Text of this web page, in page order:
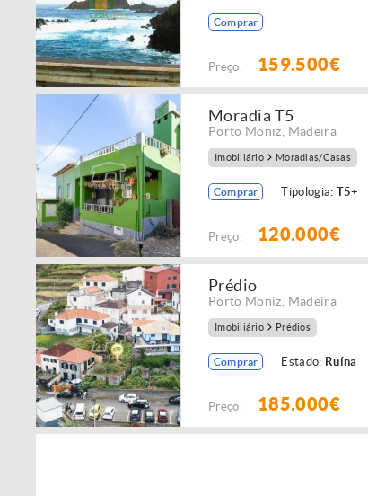
Comprar
Preço: 159.500€
Moradia T5
Porto Moniz Madeira
Imobiliário Moradias/Casas
Comprar Tipologia: T5+
Preço: 120.000€
Prédio
Porto Moniz Madeira
Imobiliário Prédios
Comprar Estado: Ruína
Preço: 185.000€